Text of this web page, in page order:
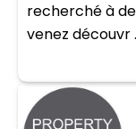
recherché à
venez découvr